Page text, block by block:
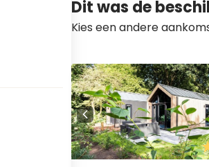
Dit was de
Kies een andere